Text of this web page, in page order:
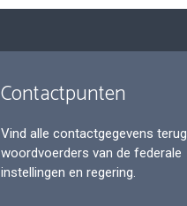
Contactpunten
Vind alle contactgegevens
woordvoerders van de federale
instellingen en regering.